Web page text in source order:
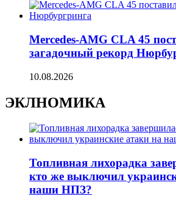
Mercedes-AMG CLA 45
загадочный рекорд
10.08.2026
ЭКЛНОМИКА
Топливная лихорадка
кто же выключил
наши НПЗ?